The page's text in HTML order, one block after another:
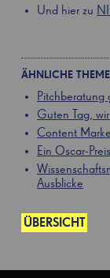
Und hier zu
ÄHNLICHE
Pitchberatung
Guten Tag,
Content
Ein Oscar-
Ausblicke
ÜBERSICHT